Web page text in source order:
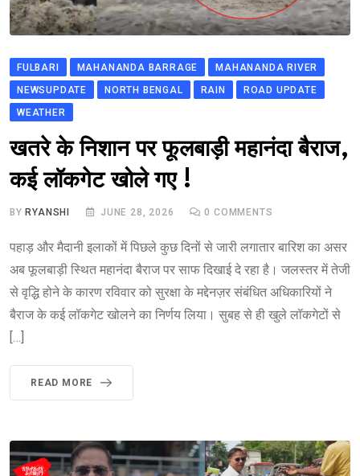
FULBARI MAHANANDA BARRAGE
MAHANANDA RIVER
NEWSUPDATE
NORTH BENGAL RAIN
ROAD UPDATE
WEATHER
खतरे के निशान पर फूलबाड़ी महानंदा बैराज,
कई लॉकगेट खोले गए !
BY RYANSHI JUNE 28, 2026 0 COMMENTS
पहाड़ और मैदानी इलाकों में पिछले कुछ दिनों से जारी लगातार बारिश का असर
अब फूलबाड़ी स्थित महानंदा बैराज पर साफ दिखाई दे रहा है। जलस्तर में तेजी
से वृद्धि होने के कारण रविवार को सुरक्षा के मद्देनज़र संबंधित अधिकारियों ने
बैराज के कई लॉकगेट खोलने का निर्णय लिया। सुबह से ही खुले लॉकगेटों से
[…]
READ MORE